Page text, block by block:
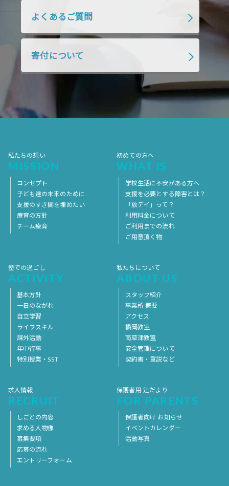
2018年7月 2018年6月
2018年4月 2018年3月 2018年2月
2018年1月 2017年12月
2017年10月 2017年9月 2017年8月
2017年5月
2017年4月
よくあるご質問
寄付について
私たちの想い
MISSION
コンセプト
子ども達の未来のために
支援のすき間を埋めたい
療育の方針
チーム療育
初めての方へ
WHAT IS
学校生活に不安がある方へ
支援を必要とする障害とは？
「放デイ」って？
利用料金について
ご利用までの流れ
ご用意頂く物
塾での過ごし
ACTIVITY
基本方針
一日のながれ
自立学習
ライフスキル
課外活動
年中行事
特別授業・SST
私たちについて
ABOUT US
スタッフ紹介
事業所 概要
アクセス
橋岡教室
南草津教室
安全管理について
契約書・重説など
求人情報
RECRUIT
しごとの内容
求める人物像
募集要項
応募の流れ
エントリーフォーム
保護者用 辻だより
FOR PARENTS
保護者向け お知らせ
イベントカレンダー
活動写真